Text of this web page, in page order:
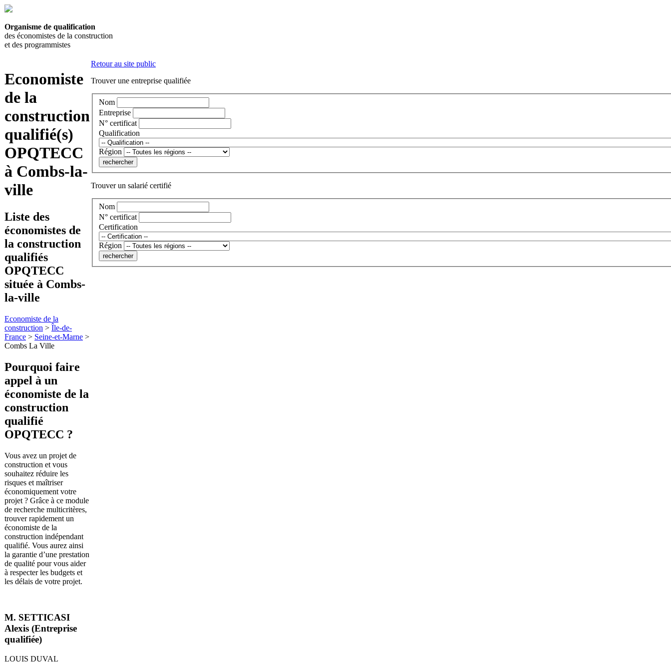
Organisme de qualification
des économistes de la construction
et des programmistes
Economiste
de la
construction
qualifié(s)
OPQTECC
à Combs-la-
ville
Liste des
économistes de
la construction
qualifiés
OPQTECC
située à Combs-
la-ville
Economiste de la
construction > Île-de-
France > Seine-et-Marne >
Combs La Ville
Pourquoi faire
appel à un
économiste de la
construction
qualifié
OPQTECC ?
Vous avez un projet de
construction et vous
souhaitez réduire les
risques et maîtriser
économiquement votre
projet ? Grâce à ce module
de recherche multicritères,
trouver rapidement un
économiste de la
construction indépendant
qualifié. Vous aurez ainsi
la garantie d’une prestation
de qualité pour vous aider
à respecter les budgets et
les délais de votre projet.
M. SETTICASI
Alexis (Entreprise
qualifiée)
LOUIS DUVAL
Retour au site public
Trouver une entreprise qualifiée
Nom
Entreprise
N° certificat
Qualification
Région
Trouver un salarié certifié
Nom
N° certificat
Certification
Région